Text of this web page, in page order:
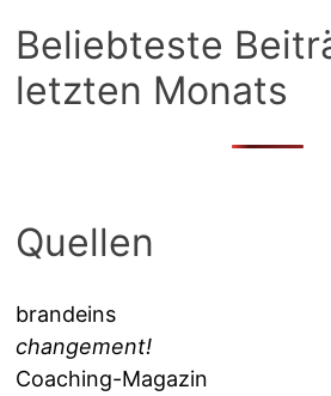
Beliebteste
letzten Monats
Quellen
brandeins
changement!
Coaching-Magazin